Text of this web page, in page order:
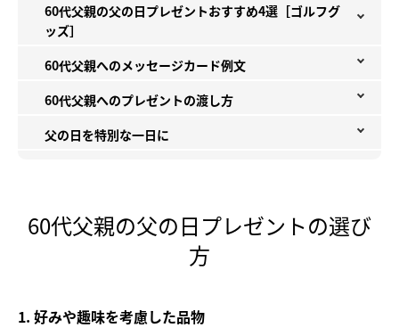
60代父親の父の日プレゼントおすすめ4選［ゴルフグ
ッズ］
60代父親へのメッセージカード例文
60代父親へのプレゼントの渡し方
父の日を特別な一日に
60代父親の父の日プレゼントの選び
方
1. 好みや趣味を考慮した品物